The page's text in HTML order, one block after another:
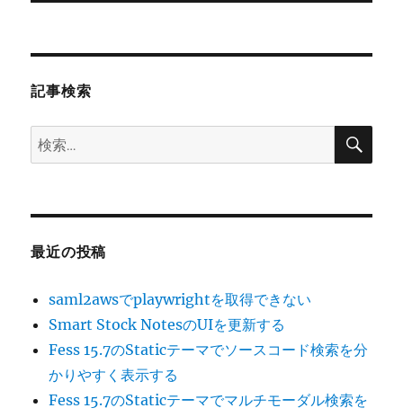
投
記事検索
検
索:
検
最近の投稿
saml2awsでplaywrightを取得できない
Smart Stock NotesのUIを更新する
Fess 15.7のStaticテーマでソースコード検索を分
かりやすく表示する
Fess 15.7のStaticテーマでマルチモーダル検索を